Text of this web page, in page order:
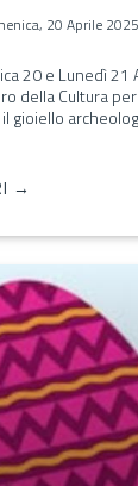
20 Aprile 2025
20 e Lunedì 21
della Cultura
gioiello
→